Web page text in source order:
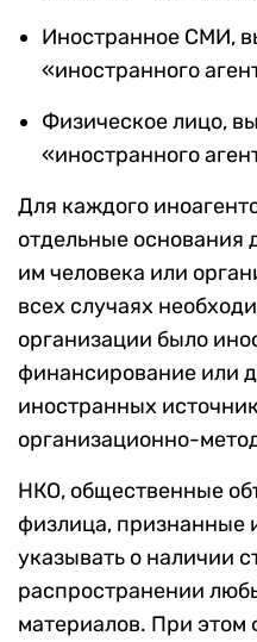
Иностранное СМИ,
«иностранного
Физическое лицо,
«иностранного
Для каждого
отдельные основания
им человека или
всех случаях
организации было
финансирование или
иностранных
организационно-
НКО, общественные
физлица, признанные
указывать о наличии
распространении
материалов. При этом